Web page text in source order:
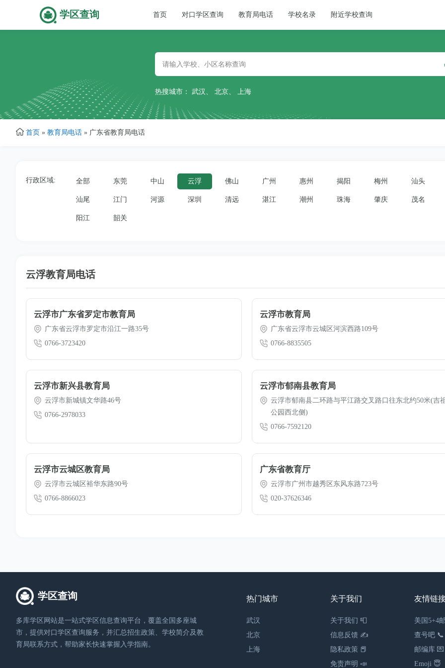
学区查询 主首页 对口学区查询 教育局电话 学校名录 附近学校查询
热搜城市： 武汉 、 北京、 上海
首页 » 教育局电话 » 广东省教育局电话
行政区域: 全部 东莞 中山 云浮 佛山 广州 惠州 揭阳 梅州 汕头
汕尾 江门 河源 深圳 清远 湛江 潮州 珠海 肇庆 茂名
阳江 韶关
云浮教育局电话
云浮市广东省罗定市教育局
广东省云浮市罗定市沿江一路35号
0766-3723420
云浮市教育局
广东省云浮市云城区河滨西路109号
0766-8835505
云浮市新兴县教育局
云浮市新城镇文华路46号
0766-2978033
云浮市郁南县教育局
云浮市郁南县二环路与平江路交叉路口往东北约50米(吉
公园西北侧)
0766-7592120
云浮市云城区教育局
云浮市云城区裕华东路90号
0766-8866023
广东省教育厅
云浮市广州市越秀区东风东路723号
020-37626346
学区查询
多库学区网站是一站式学区信息查询平台，覆盖全国多座城
市，提供对口学区查询服务，并汇总招生政策、学校简介及教
育局联系方式，帮助家长快速掌握入学指南。
热门城市
武汉
北京
上海
关于我们
关于我们 📮
信息反馈 ✍
隐私政策 📕
免责声明 📣
友情链
美国5+4
查号吧 📞
邮编库 💌
Emoji 😇